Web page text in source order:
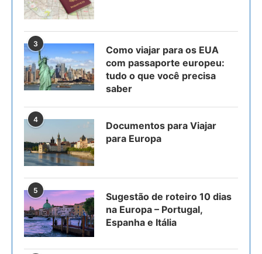
3
Como viajar para os EUA
com passaporte europeu:
tudo o que você precisa
saber
4
Documentos para Viajar
para Europa
5
Sugestão de roteiro 10 dias
na Europa – Portugal,
Espanha e Itália